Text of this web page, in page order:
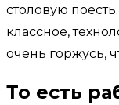
столовую
классное,
очень горжусь,
То есть